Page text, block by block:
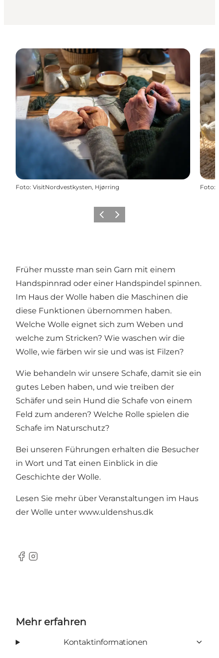
Foto: VisitNordvestkysten, Hjørring Foto:
ZurückWeiter
Früher musste man sein Garn mit einem
Handspinnrad oder einer Handspindel spinnen.
Im Haus der Wolle haben die Maschinen die
diese Funktionen übernommen haben.
Welche Wolle eignet sich zum Weben und
welche zum Stricken? Wie waschen wir die
Wolle, wie färben wir sie und was ist Filzen?
Wie behandeln wir unsere Schafe, damit sie ein
gutes Leben haben, und wie treiben der
Schäfer und sein Hund die Schafe von einem
Feld zum anderen? Welche Rolle spielen die
Schafe im Naturschutz?
Bei unseren Führungen erhalten die Besucher
in Wort und Tat einen Einblick in die
Geschichte der Wolle.
Lesen Sie mehr über Veranstaltungen im Haus
der Wolle unter www.uldenshus.dk
Facebook
Instagram
Mehr erfahren
Kontaktinformationen